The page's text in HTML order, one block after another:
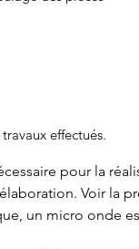
effectués.
pour la
Voir la
un micro onde